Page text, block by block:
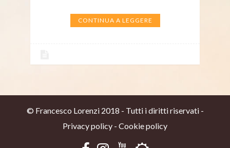
CONTINUA A LEGGERE
© Francesco Lorenzi 2018 - Tutti i diritti riservati -
Privacy policy - Cookie policy